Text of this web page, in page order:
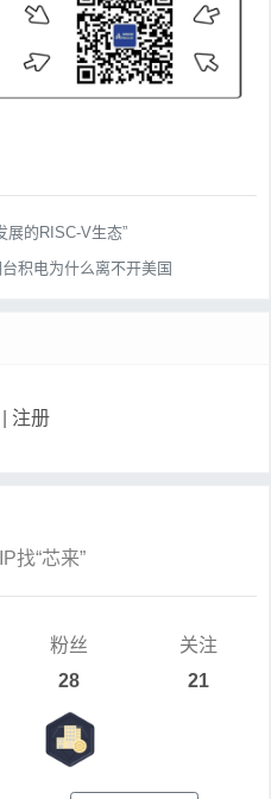
展的RISC-V生态”
积电为什么离不开美国
注册
找“芯来”
粉丝
28
关注
21